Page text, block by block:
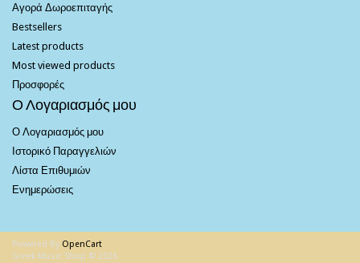
Αγορά Δωροεπιταγής
Bestsellers
Latest products
Most viewed products
Προσφορές
Ο Λογαριασμός μου
Ο Λογαριασμός μου
Ιστορικό Παραγγελιών
Λίστα Επιθυμιών
Ενημερώσεις
Powered By OpenCart
Greek Music Shop © 2026